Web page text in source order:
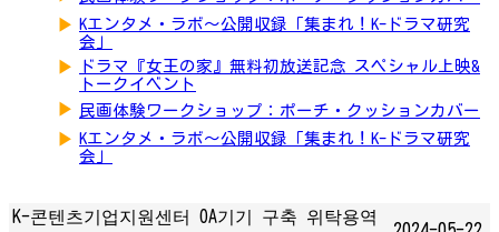
▶ Kエンタメ・ラボ～公開収録「集まれ！K-ドラマ研究
会」
▶
ドラマ『女王の家』無料初放送記念 スペシャル上映&
トークイベント
▶ 民画体験ワークショップ：ポーチ・クッションカバー
▶ Kエンタメ・ラボ～公開収録「集まれ！K-ドラマ研究
会」
K-콘텐츠기업지원센터 OA기기 구축 위탁용역